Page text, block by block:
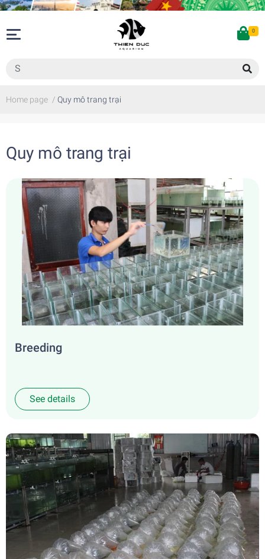
0
Home page / Quy mô trang trại
Quy mô trang trại
Breeding
See details